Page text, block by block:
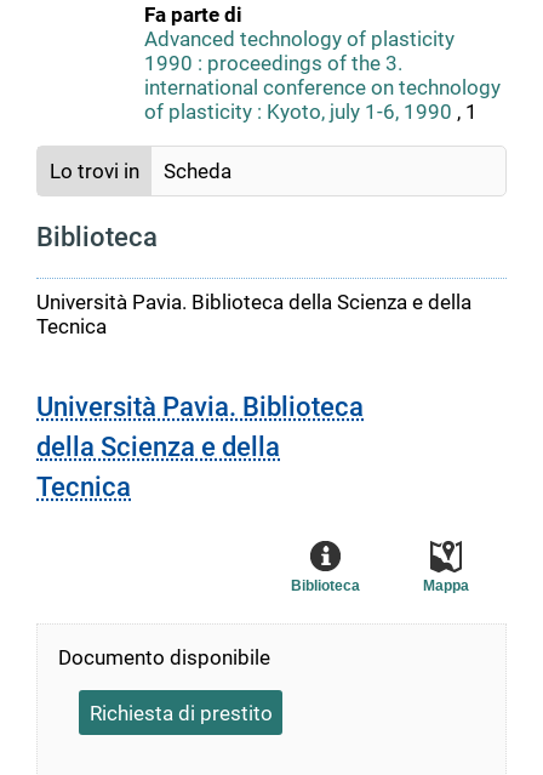
Fa parte di
Advanced technology of plasticity
1990 : proceedings of the 3.
international conference on technology
of plasticity : Kyoto, july 1-6, 1990 , 1
Lo trovi in Scheda
Biblioteca
Università Pavia. Biblioteca della Scienza e della
Tecnica
Università Pavia. Biblioteca
della Scienza e della
Tecnica
Mappa
Biblioteca
Documento disponibile
Richiesta di prestito